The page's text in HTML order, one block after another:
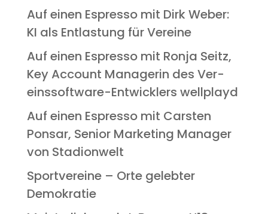
Auf einen Espres­so mit Dirk Weber:
KI als Ent­las­tung für Vereine
Auf einen Espres­so mit Ron­ja Seitz,
Key Account Mana­ge­rin des Ver­
eins­soft­ware-Ent­wick­lers wellplayd
Auf einen Espres­so mit Cars­ten
Pon­s­ar, Seni­or Mar­ke­ting Mana­ger
von Stadionwelt
Sport­ver­ei­ne – Orte geleb­ter
Demokratie